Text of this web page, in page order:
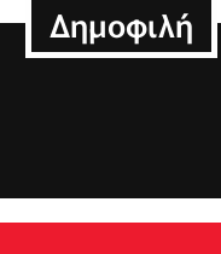
Δημοφιλή